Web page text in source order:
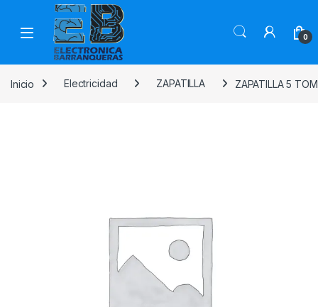
0
Inicio Electricidad ZAPATILLA ZAPATILLA 5